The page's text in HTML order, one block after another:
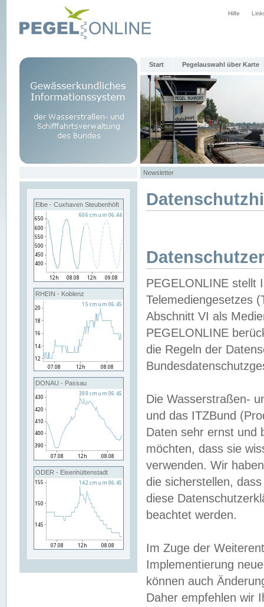
Hilfe
Start Pegelauswahl über Karte
Newsletter
Elbe - Cuxhaven Steubenhöft
RHEIN - Koblenz
DONAU - Passau
ODER - Eisenhüttenstadt
PEGELONLINE stellt
Telemediengesetzes
Abschnitt VI als
PEGELONLINE
die Regeln der
Die Wasserstraßen-
und das ITZBund
Daten sehr ernst und
möchten, dass sie
verwenden. Wir
die sicherstellen,
diese
beachtet werden.
Im Zuge der
Implementierung
können auch
Daher empfehlen wir